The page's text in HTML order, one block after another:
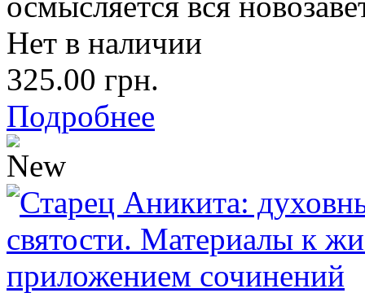
Нет в наличии
325.00 грн.
Подробнее